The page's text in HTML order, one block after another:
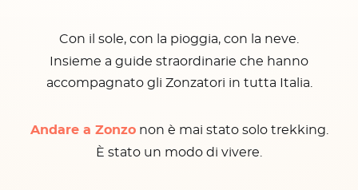
Con il sole, con la pioggia, con la neve.
Insieme a guide straordinarie che hanno
accompagnato gli Zonzatori in tutta Italia.
Andare a Zonzonon è mai stato solo trekking.
È stato un modo di vivere.